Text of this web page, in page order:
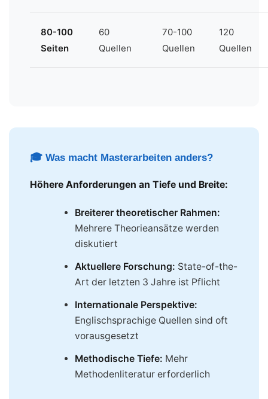
80-100
Seiten
60
Quellen
70-100
Quellen
120
Quellen
🎓 Was macht Masterarbeiten anders?
Höhere Anforderungen an Tiefe und Breite:
Breiterer theoretischer Rahmen:
Mehrere Theorieansätze werden
diskutiert
Aktuellere Forschung: State-of-the-
Art der letzten 3 Jahre ist Pflicht
Internationale Perspektive:
Englischsprachige Quellen sind oft
vorausgesetzt
Methodische Tiefe: Mehr
Methodenliteratur erforderlich